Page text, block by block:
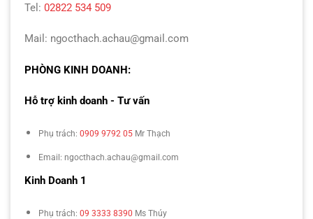
Tel: 02822 534 509
Mail: ngocthach.achau@gmail.com
PHÒNG KINH DOANH:
Hỗ trợ kinh doanh - Tư vấn
Phụ trách: 0909 9792 05 Mr Thạch
Email: ngocthach.achau@gmail.com
Kinh Doanh 1
Phụ trách: 09 3333 8390 Ms Thúy